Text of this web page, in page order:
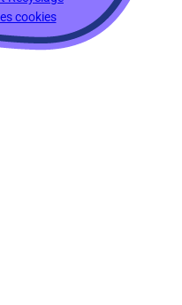
cookies